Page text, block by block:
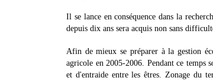
Il se lance en conséquence dans la
depuis dix ans sera acquis non sans
Afin de mieux se préparer à la gestion
agricole en 2005-2006. Pendant ce temps
et d'entraide entre les êtres. Zonage du